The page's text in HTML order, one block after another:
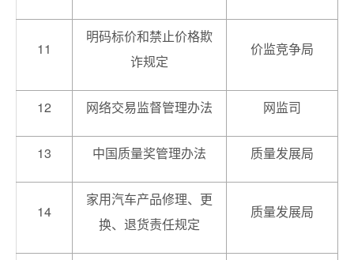
11
明码标价和禁止价格欺
诈规定
价监竞争局
12 网络交易监督管理办法 网监司
13 中国质量奖管理办法 质量发展局
14
家用汽车产品修理、更
换、退货责任规定
质量发展局